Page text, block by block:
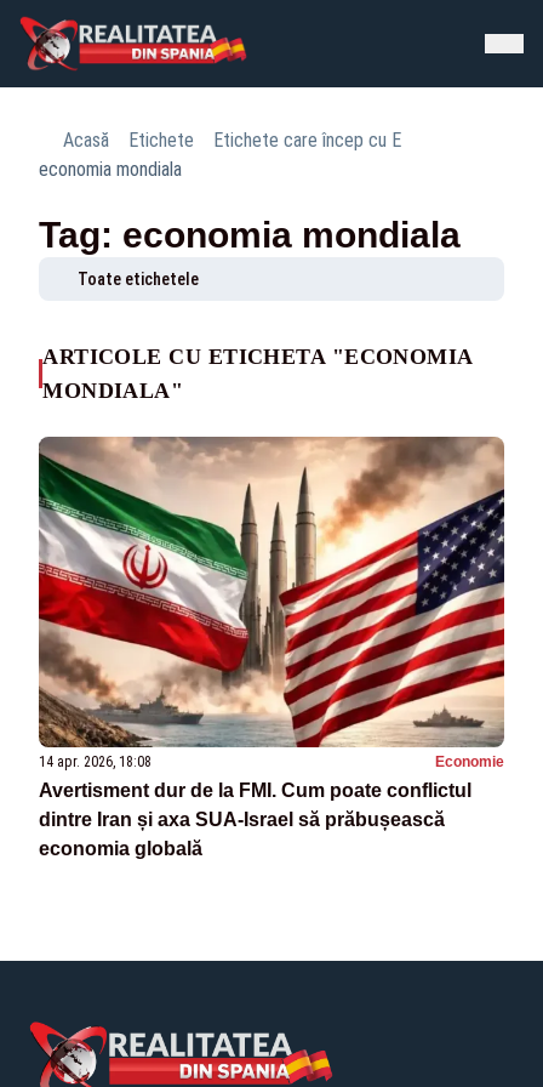
Acasă Etichete
Etichete care încep cu E
economia mondiala
Tag: economia mondiala
Toate etichetele
ARTICOLE CU ETICHETA "ECONOMIA
MONDIALA"
14 apr. 2026, 18:08 Economie
Avertisment dur de la FMI. Cum poate conflictul
dintre Iran și axa SUA-Israel să prăbușească
economia globală